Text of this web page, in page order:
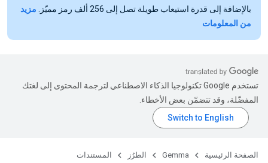
بالإضافة إلى قدرة استيعاب طويلة تصل إلى 256 ألف رمز مميّز.
مزيد
من المعلومات
تستخدم Google تكنولوجيا الذكاء الاصطناعي لترجمة المحتوى إلى لغتك
المفضّلة، وقد تتضمّن بعض الأخطاء.
الصفحة الرئيسية Gemma الطرُز المستندات